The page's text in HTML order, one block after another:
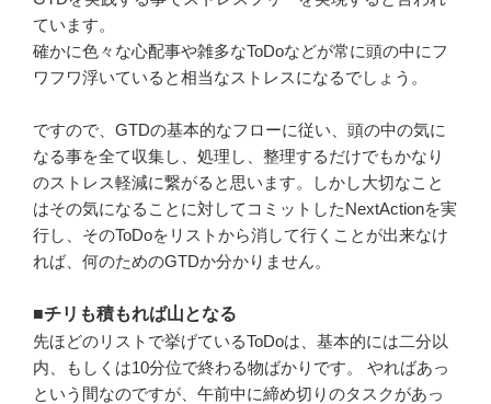
ています。
確かに色々な心配事や雑多なToDoなどが常に頭の中にフ
ワフワ浮いていると相当なストレスになるでしょう。
ですので、GTDの基本的なフローに従い、頭の中の気に
なる事を全て収集し、処理し、整理するだけでもかなり
のストレス軽減に繋がると思います。しかし大切なこと
はその気になることに対してコミットしたNextActionを実
行し、そのToDoをリストから消して行くことが出来なけ
れば、何のためのGTDか分かりません。
■チリも積もれば山となる
先ほどのリストで挙げているToDoは、基本的には二分以
内、もしくは10分位で終わる物ばかりです。 やればあっ
という間なのですが、午前中に締め切りのタスクがあっ